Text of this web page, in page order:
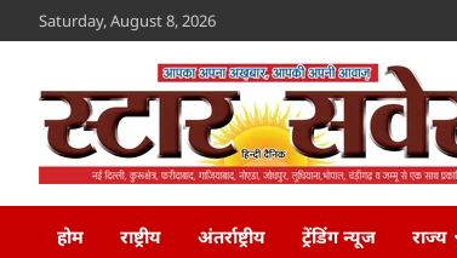
to
Saturday, August 8, 2026
Star Savera
होम
राष्ट्रीय अंतर्राष्ट्रीय ट्रेंडिंग न्यूज राज्य